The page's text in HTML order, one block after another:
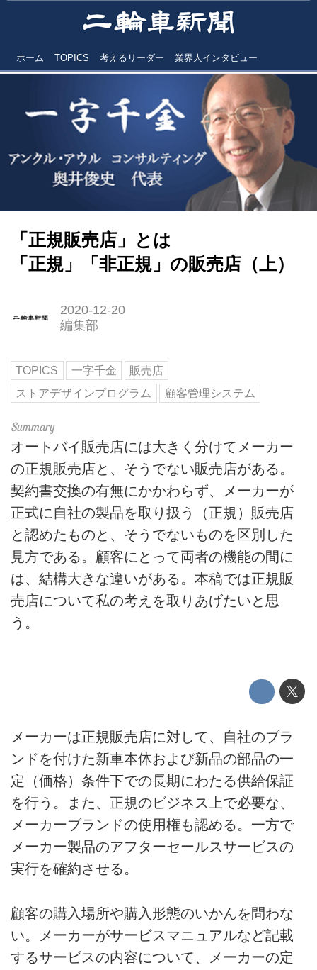
ホーム TOPICS 考えるリーダー 業界人インタビュー
「正規販売店」とは
「正規」「非正規」の販売店（上）
2020-12-20
編集部
TOPICS 一字千金
販売店
ストアデザインプログラム
顧客管理システム
オートバイ販売店には大きく分けてメーカー
の正規販売店と、そうでない販売店がある。
契約書交換の有無にかかわらず、メーカーが
正式に自社の製品を取り扱う（正規）販売店
と認めたものと、そうでないものを区別した
見方である。顧客にとって両者の機能の間に
は、結構大きな違いがある。本稿では正規販
売店について私の考えを取りあげたいと思
う。
メーカーは正規販売店に対して、自社のブラ
ンドを付けた新車本体および新品の部品の一
定（価格）条件下での長期にわたる供給保証
を行う。また、正規のビジネス上で必要な、
メーカーブランドの使用権も認める。一方で
メーカー製品のアフターセールスサービスの
実行を確約させる。
顧客の購入場所や購入形態のいかんを問わな
い。メーカーがサービスマニュアルなど記載
するサービスの内容について、メーカーの定